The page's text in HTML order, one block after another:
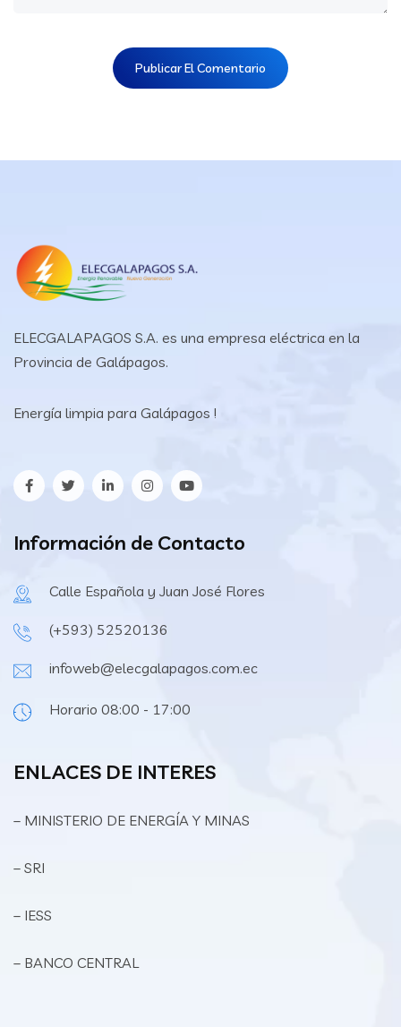
ELECGALAPAGOS S.A. es una empresa eléctrica en la
Provincia de Galápagos.
Energía limpia para Galápagos !
Información de Contacto
Calle Española y Juan José Flores
(+593) 52520136
infoweb@elecgalapagos.com.ec
Horario 08:00 - 17:00
ENLACES DE INTERES
– MINISTERIO DE ENERGÍA Y MINAS
– SRI
– IESS
– BANCO CENTRAL